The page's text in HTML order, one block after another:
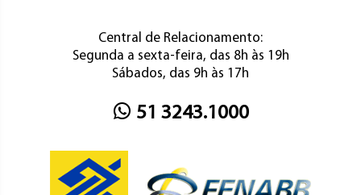
Central de Relacionamento:
Segunda a sexta-feira, das 8h às 19h
Sábados, das 9h às 17h
51 3243.1000